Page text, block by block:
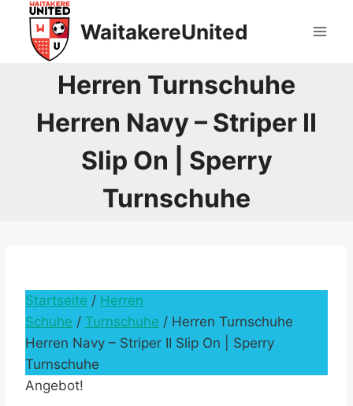
content
WaitakereUnited
Herren Turnschuhe
Herren Navy – Striper II
Slip On | Sperry
Turnschuhe
Startseite / Herren
Schuhe / Turnschuhe / Herren Turnschuhe
Herren Navy – Striper II Slip On | Sperry
Turnschuhe
Angebot!